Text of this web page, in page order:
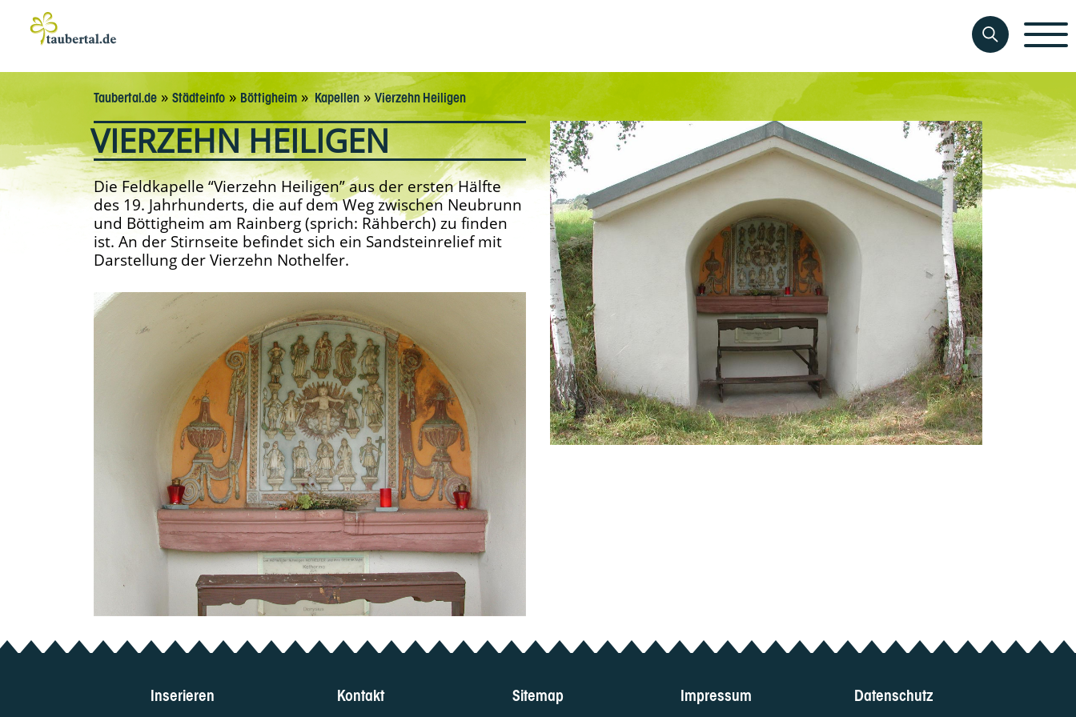
Taubertal.de » Städteinfo» Böttigheim » Kapellen» Vierzehn Heiligen
VIERZEHN HEILIGEN
Die Feldkapelle “Vierzehn Heiligen” aus der ersten Hälfte
des 19. Jahrhunderts, die auf dem Weg zwischen Neubrunn
und Böttigheim am Rainberg (sprich: Rähberch) zu finden
ist. An der Stirnseite befindet sich ein Sandsteinrelief mit
Darstellung der Vierzehn Nothelfer.
Inserieren Kontakt Sitemap Impressum Datenschutz